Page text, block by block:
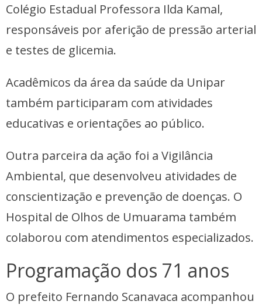
Colégio Estadual Professora Ilda Kamal,
responsáveis por aferição de pressão arterial
e testes de glicemia.
Acadêmicos da área da saúde da Unipar
também participaram com atividades
educativas e orientações ao público.
Outra parceira da ação foi a Vigilância
Ambiental, que desenvolveu atividades de
conscientização e prevenção de doenças. O
Hospital de Olhos de Umuarama também
colaborou com atendimentos especializados.
Programação dos 71 anos
O prefeito Fernando Scanavaca acompanhou